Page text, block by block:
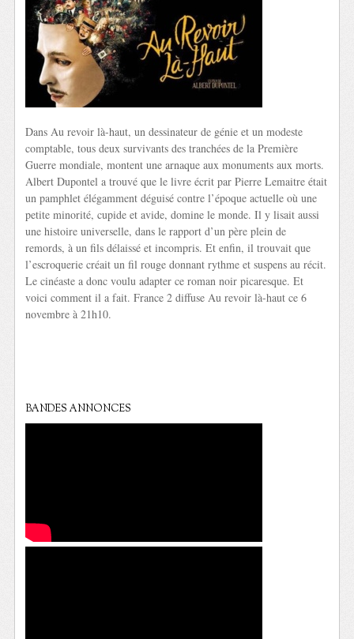
Dans Au revoir là-haut, un dessinateur de génie et un modeste
comptable, tous deux survivants des tranchées de la Première
Guerre mondiale, montent une arnaque aux monuments aux morts.
Albert Dupontel a trouvé que le livre écrit par Pierre Lemaitre était
un pamphlet élégamment déguisé contre l’époque actuelle où une
petite minorité, cupide et avide, domine le monde. Il y lisait aussi
une histoire universelle, dans le rapport d’un père plein de
remords, à un fils délaissé et incompris. Et enfin, il trouvait que
l’escroquerie créait un fil rouge donnant rythme et suspens au récit.
Le cinéaste a donc voulu adapter ce roman noir picaresque. Et
voici comment il a fait. France 2 diffuse Au revoir là-haut ce 6
novembre à 21h10.
BANDES ANNONCES